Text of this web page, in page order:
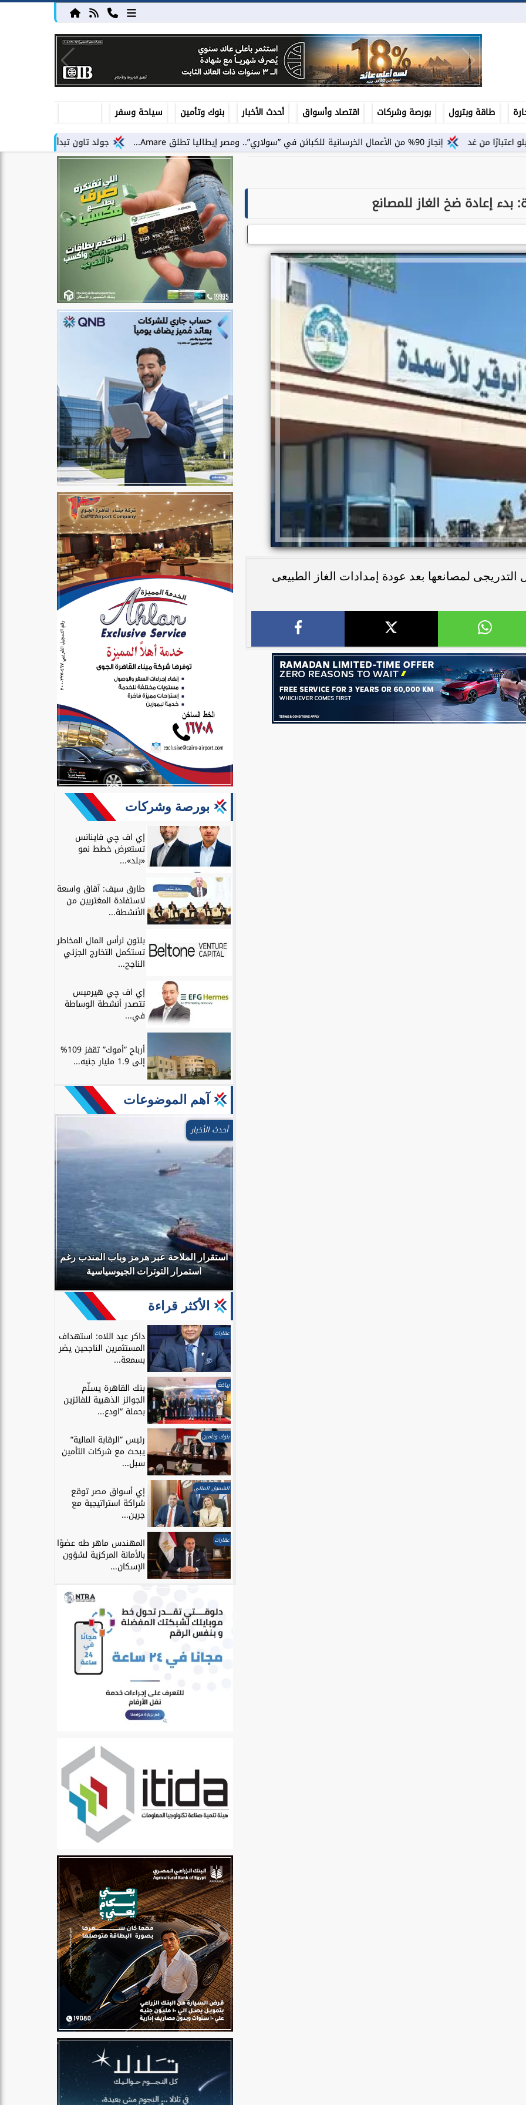
طاقة وبترول بورصة وشركات اقتصاد وأسواق أحدث الأخبار بنوك وتأمين
سياحة وسفر
جولد تاون تبدأ أعمال الإنشاءات بمشروع «GT Business City» بالتزامن مع طرح...
إنجاز 90% من الأعمال الخرسانية للكبائن في ”سولاري”.. ومصر إيطاليا تطلق Amare...
بدء إعادة ضخ الغاز للمصانع
لمصانعها بعد عودة إمدادات الغاز الطبيعى
بورصة وشركات
إي اف چي فاينانس
تستعرض خطط نمو
«بلد»...
طارق سيف: آقاق واسعة
لاستفادة المغتربين من
الأنشطة...
بلتون لرأس المال المخاطر
تستكمل التخارج الجزئي
الناجح...
إي اف چي هيرميس
تتصدر أنشطة الوساطة
في...
أرباح ”أموك” تقفز 109%
إلى 1.9 مليار جنيه...
آهم الموضوعات
أحدث الأخبار
استقرار الملاحة عبر هرمز وباب المندب رغم
استمرار التوترات الجيوسياسية
الأكثر قراءة
عقارات داكر عبد اللاه: استهداف
المستثمرين الناجحين يضر
بسمعة...
رياضة بنك القاهرة يسلّم
الجوائز الذهبية للفائزين
بحملة “اودع...
بنوك وتأمين رئيس ”الرقابة المالية”
يبحث مع شركات التأمين
سبل...
الشمول المالي إي أسواق مصر توقع
شراكة استراتيجية مع
جرين...
عقارات المهندس ماهر طه عضوًا
بالأمانة المركزية لشؤون
الإسكان...